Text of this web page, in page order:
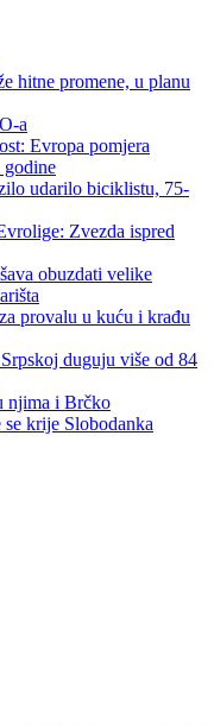
hitne promene, u planu
a
Evropa pomjera
godine
udarilo biciklistu, 75-
Zvezda ispred
obuzdati velike
provalu u kuću i krađu
duguju više od 84
njima i Brčko
krije Slobodanka